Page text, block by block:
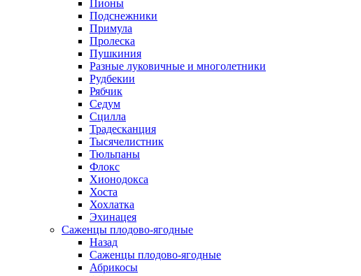
Пионы
Подснежники
Примула
Пролеска
Пушкиния
Разные луковичные и многолетники
Рудбекии
Рябчик
Седум
Сцилла
Традесканция
Тысячелистник
Тюльпаны
Флокс
Хионодокса
Хоста
Хохлатка
Эхинацея
Саженцы плодово-ягодные
Назад
Саженцы плодово-ягодные
Абрикосы